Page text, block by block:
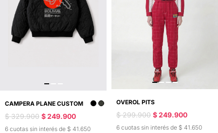
CAMPERA PLANE CUSTOM
$ 329.900 $ 249.900
6 cuotas sin interés de $ 41.650
OVEROL PITS
$ 299.900 $ 249.900
6 cuotas sin interés de $ 41.650